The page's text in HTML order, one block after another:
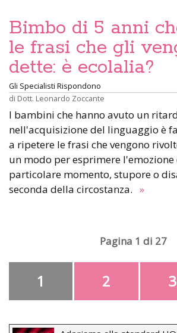
Bimbo di 5 anni
le frasi che gli
dette: è ecolalia?
Gli Specialisti Rispondono
di Dott. Leonardo Zoccante
I bambini che hanno avuto un
nell'acquisizione del linguaggio è
a ripetere le frasi che vengono
un modo per esprimere l'emozione
particolare momento, stupore o
seconda della circostanza. »
Pagina 1 di 27
1 2 3